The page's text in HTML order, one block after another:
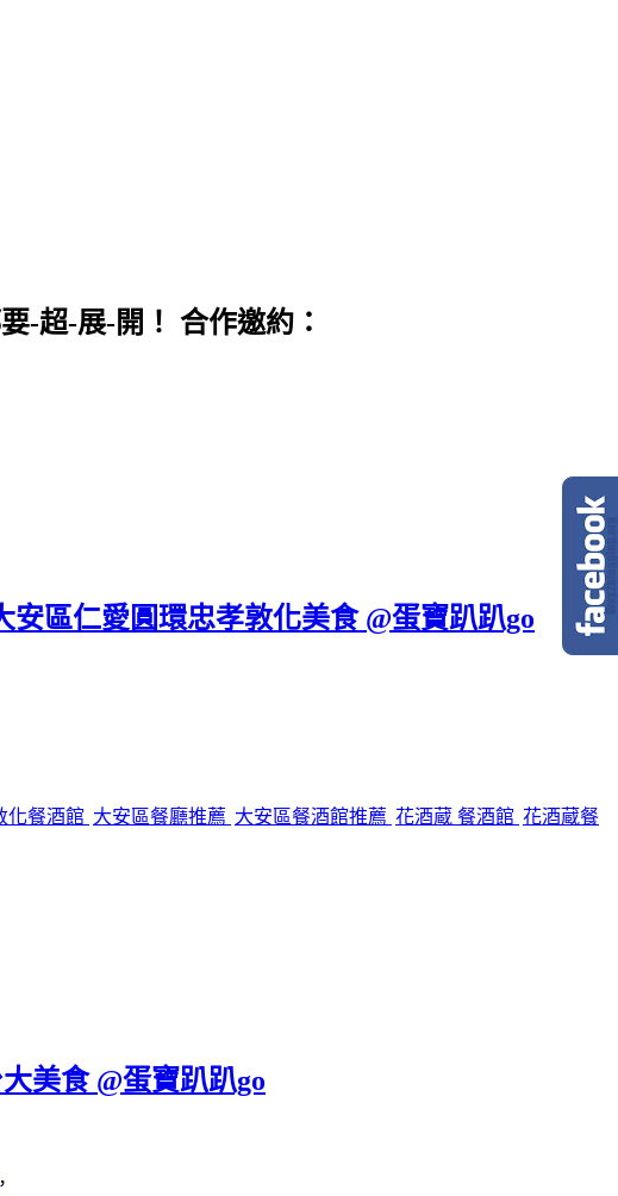
-超-展-開！ 合作邀約：
區仁愛圓環忠孝敦化美食 @蛋寶趴趴go
化餐酒館 大安區餐廳推薦 大安區餐酒館推薦 花酒蔵 餐酒館 花酒蔵餐
美食 @蛋寶趴趴go
，